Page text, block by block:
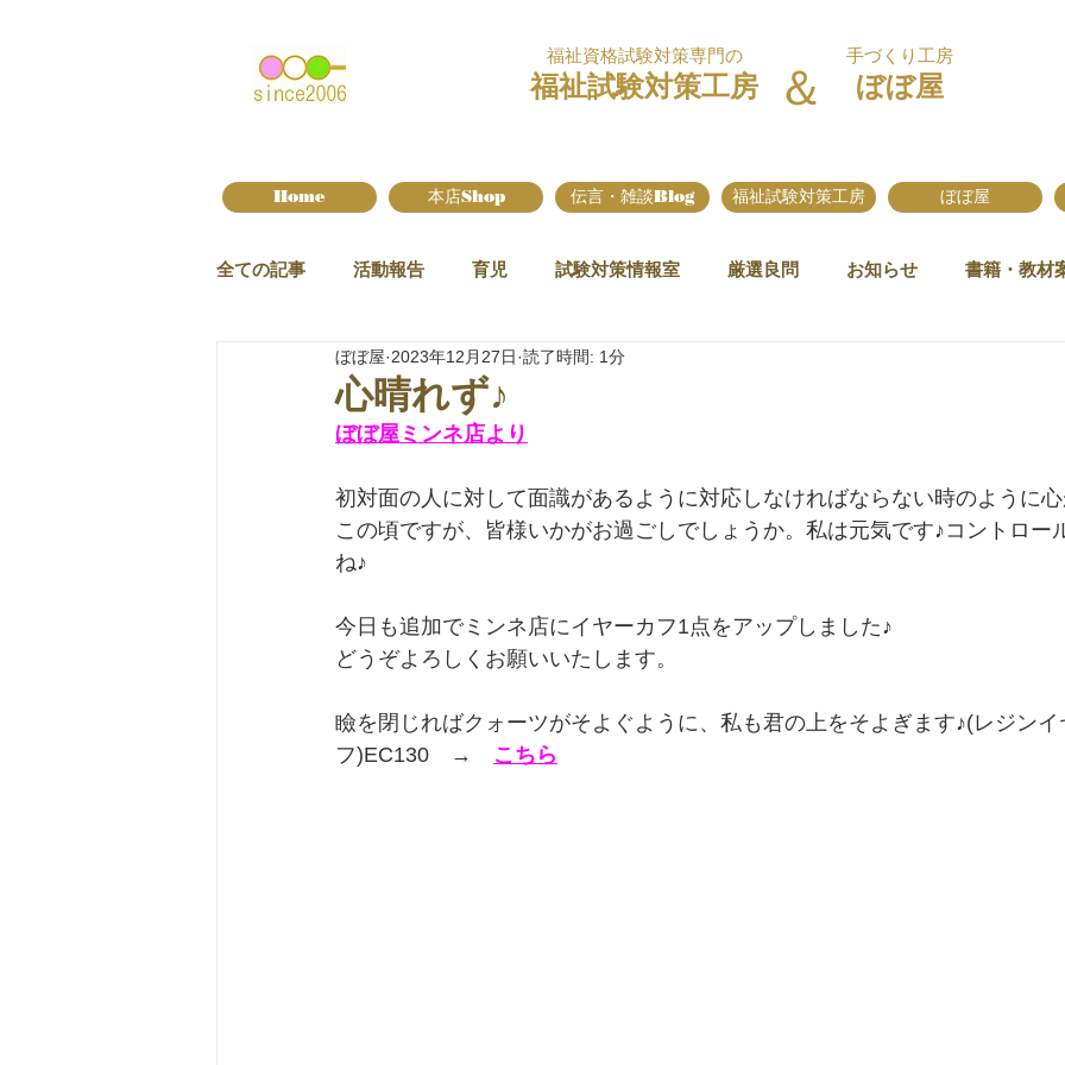
福祉資格試験対策専門の
福祉試験対策工房 ＆
手づくり工房
ぼぼ屋
Home 本店Shop 伝言・雑談Blog 福祉試験対策工房 ぼぼ屋
全ての記事 活動報告 育児 試験対策情報室 厳選良問 お知らせ 書籍・教材
心晴れず♪
ぼぼ屋 2023年12月27日 読了時間: 1分
ぼぼ屋ミンネ店より
初対面の人に対して面識があるように対応しなければならない時のように
この頃ですが、皆様いかがお過ごしでしょうか。私は元気です♪コントロー
ね♪
今日も追加でミンネ店にイヤーカフ1点をアップしました♪
どうぞよろしくお願いいたします。
瞼を閉じればクォーツがそよぐように、私も君の上をそよぎます♪(レジンイ
フ)EC130　→ こちら